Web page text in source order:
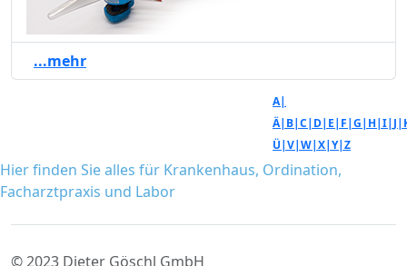
...mehr
A|
Ä| B|C| D| E| F|G| H|I| J|
Ü|V|W|X|Y|Z
Hier finden Sie alles für Krankenhaus, Ordination,
Facharztpraxis und Labor
© 2023 Dieter Göschl GmbH